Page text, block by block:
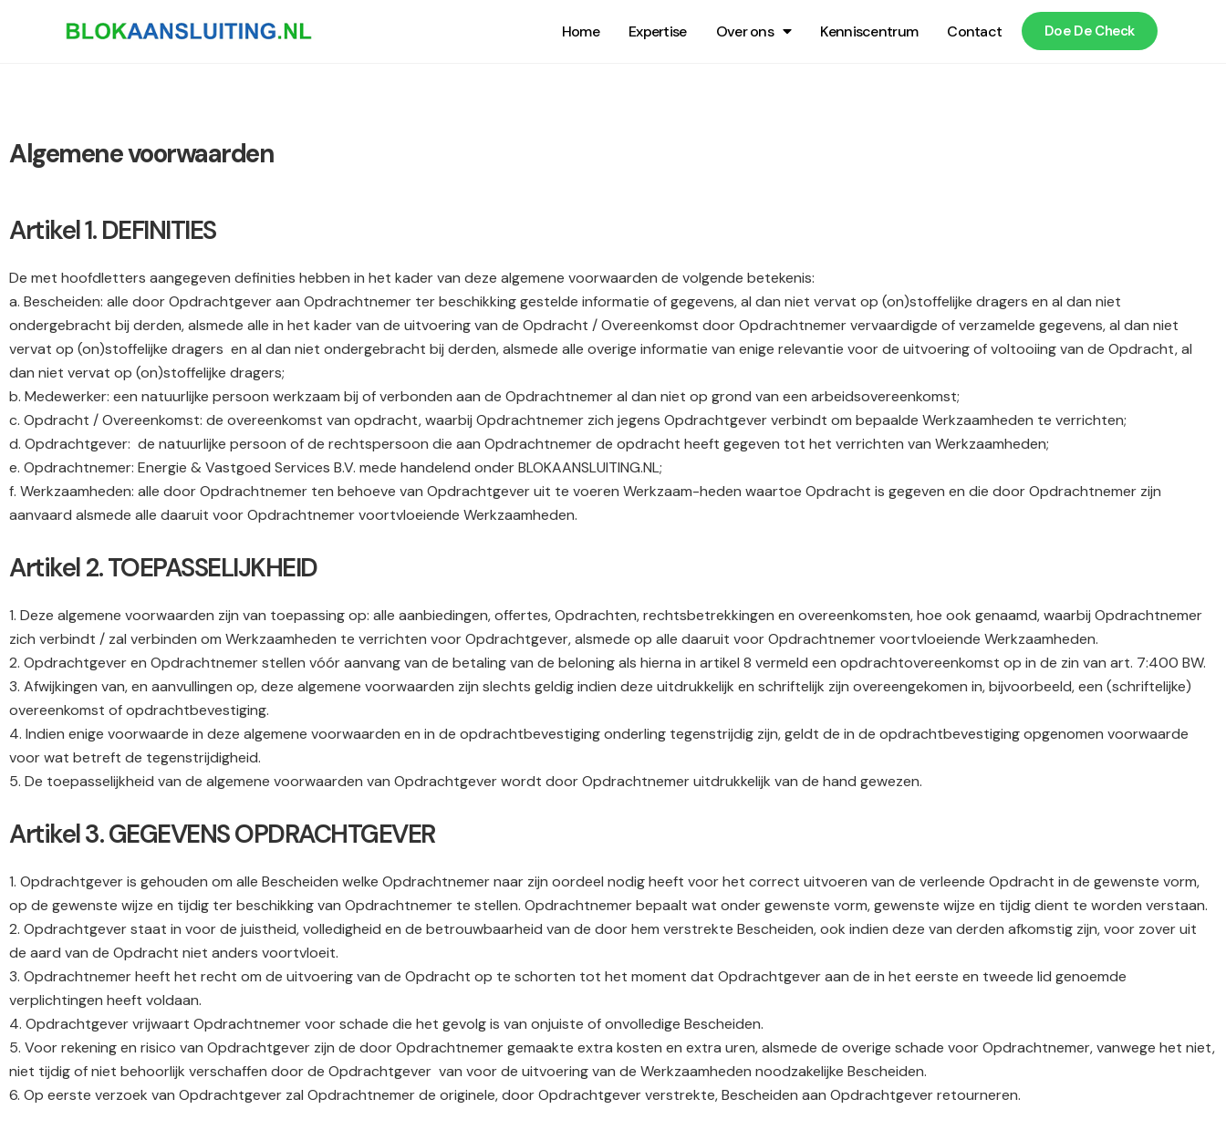
Home Expertise Over ons Kenniscentrum Contact Doe De Check
Algemene voorwaarden
Artikel 1. DEFINITIES
De met hoofdletters aangegeven definities hebben in het kader van deze algemene voorwaarden de volgende betekenis:
a. Bescheiden: alle door Opdrachtgever aan Opdrachtnemer ter beschikking gestelde informatie of gegevens, al dan niet vervat op (on)stoffelijke dragers en al dan niet
ondergebracht bij derden, alsmede alle in het kader van de uitvoering van de Opdracht / Overeenkomst door Opdrachtnemer vervaardigde of verzamelde gegevens, al dan niet
vervat op (on)stoffelijke dragers en al dan niet ondergebracht bij derden, alsmede alle overige informatie van enige relevantie voor de uitvoering of voltooiing van de Opdracht, al
dan niet vervat op (on)stoffelijke dragers;
b. Medewerker: een natuurlijke persoon werkzaam bij of verbonden aan de Opdrachtnemer al dan niet op grond van een arbeidsovereenkomst;
c. Opdracht / Overeenkomst: de overeenkomst van opdracht, waarbij Opdrachtnemer zich jegens Opdrachtgever verbindt om bepaalde Werkzaamheden te verrichten;
d. Opdrachtgever: de natuurlijke persoon of de rechtspersoon die aan Opdrachtnemer de opdracht heeft gegeven tot het verrichten van Werkzaamheden;
e. Opdrachtnemer: Energie & Vastgoed Services B.V. mede handelend onder BLOKAANSLUITING.NL;
f. Werkzaamheden: alle door Opdrachtnemer ten behoeve van Opdrachtgever uit te voeren Werkzaam-heden waartoe Opdracht is gegeven en die door Opdrachtnemer zijn
aanvaard alsmede alle daaruit voor Opdrachtnemer voortvloeiende Werkzaamheden.
Artikel 2. TOEPASSELIJKHEID
1. Deze algemene voorwaarden zijn van toepassing op: alle aanbiedingen, offertes, Opdrachten, rechtsbetrekkingen en overeenkomsten, hoe ook genaamd, waarbij Opdrachtnemer
zich verbindt / zal verbinden om Werkzaamheden te verrichten voor Opdrachtgever, alsmede op alle daaruit voor Opdrachtnemer voortvloeiende Werkzaamheden.
2. Opdrachtgever en Opdrachtnemer stellen vóór aanvang van de betaling van de beloning als hierna in artikel 8 vermeld een opdrachtovereenkomst op in de zin van art. 7:400 BW.
3. Afwijkingen van, en aanvullingen op, deze algemene voorwaarden zijn slechts geldig indien deze uitdrukkelijk en schriftelijk zijn overeengekomen in, bijvoorbeeld, een (schriftelijke)
overeenkomst of opdrachtbevestiging.
4. Indien enige voorwaarde in deze algemene voorwaarden en in de opdrachtbevestiging onderling tegenstrijdig zijn, geldt de in de opdrachtbevestiging opgenomen voorwaarde
voor wat betreft de tegenstrijdigheid.
5. De toepasselijkheid van de algemene voorwaarden van Opdrachtgever wordt door Opdrachtnemer uitdrukkelijk van de hand gewezen.
Artikel 3. GEGEVENS OPDRACHTGEVER
1. Opdrachtgever is gehouden om alle Bescheiden welke Opdrachtnemer naar zijn oordeel nodig heeft voor het correct uitvoeren van de verleende Opdracht in de gewenste vorm,
op de gewenste wijze en tijdig ter beschikking van Opdrachtnemer te stellen. Opdrachtnemer bepaalt wat onder gewenste vorm, gewenste wijze en tijdig dient te worden verstaan.
2. Opdrachtgever staat in voor de juistheid, volledigheid en de betrouwbaarheid van de door hem verstrekte Bescheiden, ook indien deze van derden afkomstig zijn, voor zover uit
de aard van de Opdracht niet anders voortvloeit.
3. Opdrachtnemer heeft het recht om de uitvoering van de Opdracht op te schorten tot het moment dat Opdrachtgever aan de in het eerste en tweede lid genoemde
verplichtingen heeft voldaan.
4. Opdrachtgever vrijwaart Opdrachtnemer voor schade die het gevolg is van onjuiste of onvolledige Bescheiden.
5. Voor rekening en risico van Opdrachtgever zijn de door Opdrachtnemer gemaakte extra kosten en extra uren, alsmede de overige schade voor Opdrachtnemer, vanwege het niet,
niet tijdig of niet behoorlijk verschaffen door de Opdrachtgever van voor de uitvoering van de Werkzaamheden noodzakelijke Bescheiden.
6. Op eerste verzoek van Opdrachtgever zal Opdrachtnemer de originele, door Opdrachtgever verstrekte, Bescheiden aan Opdrachtgever retourneren.